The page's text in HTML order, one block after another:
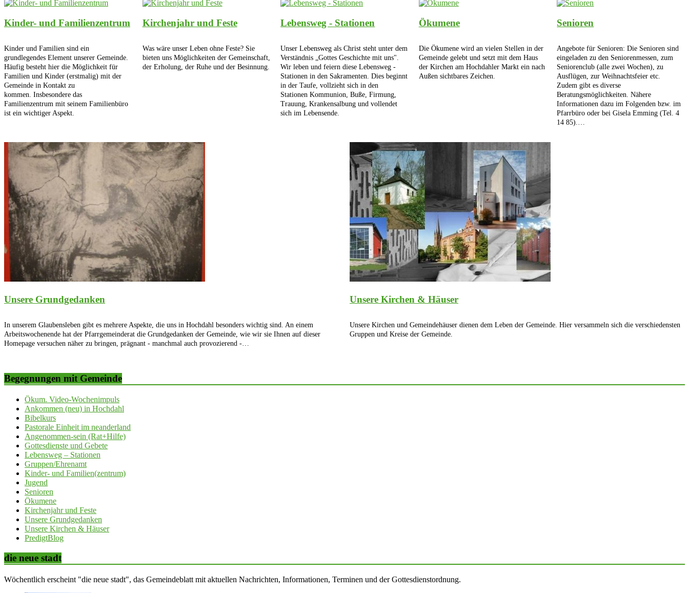
Kinder- und Familienzentrum
Kinder und Familien sind ein
grundlegendes Element unserer Gemeinde.
Häufig besteht hier die Möglichkeit für
Familien und Kinder (erstmalig) mit der
Gemeinde in Kontakt zu
kommen. Insbesondere das
Familienzentrum mit seinem Familienbüro
ist ein wichtiger Aspekt.
Kirchenjahr und Feste
Was wäre unser Leben ohne Feste? Sie
bieten uns Möglichkeiten der Gemeinschaft,
der Erholung, der Ruhe und der Besinnung.
Lebensweg - Stationen
Unser Lebensweg als Christ steht unter dem
Verständnis „Gottes Geschichte mit uns".
Wir leben und feiern diese Lebensweg -
Stationen in den Sakramenten. Dies beginnt
in der Taufe, vollzieht sich in den
Stationen Kommunion, Buße, Firmung,
Trauung, Krankensalbung und vollendet
sich im Lebensende.
Ökumene
Die Ökumene wird an vielen Stellen in der
Gemeinde gelebt und setzt mit dem Haus
der Kirchen am Hochdahler Markt ein nach
Außen sichtbares Zeichen.
Senioren
Angebote für Senioren: Die Senioren sind
eingeladen zu den Seniorenmessen, zum
Seniorenclub (alle zwei Wochen), zu
Ausflügen, zur Weihnachtsfeier etc.
Zudem gibt es diverse
Beratungsmöglichkeiten. Nähere
Informationen dazu im Folgenden bzw. im
Pfarrbüro oder bei Gisela Emming (Tel. 4
14 85).…
Unsere Grundgedanken
In unserem Glaubensleben gibt es mehrere Aspekte, die uns in Hochdahl besonders wichtig sind. An einem
Arbeitswochenende hat der Pfarrgemeinderat die Grundgedanken der Gemeinde, wie wir sie Ihnen auf dieser
Homepage versuchen näher zu bringen, prägnant - manchmal auch provozierend -…
Unsere Kirchen & Häuser
Unsere Kirchen und Gemeindehäuser dienen dem Leben der Gemeinde. Hier versammeln sich die verschiedensten
Gruppen und Kreise der Gemeinde.
Begegnungen mit Gemeinde
Ökum. Video-Wochenimpuls
Ankommen (neu) in Hochdahl
Bibelkurs
Pastorale Einheit im neanderland
Angenommen-sein (Rat+Hilfe)
Gottesdienste und Gebete
Lebensweg – Stationen
Gruppen/Ehrenamt
Kinder- und Familien(zentrum)
Jugend
Senioren
Ökumene
Kirchenjahr und Feste
Unsere Grundgedanken
Unsere Kirchen & Häuser
PredigtBlog
die neue stadt
Wöchentlich erscheint "die neue stadt", das Gemeindeblatt mit aktuellen Nachrichten, Informationen, Terminen und der Gottesdienstordnung.